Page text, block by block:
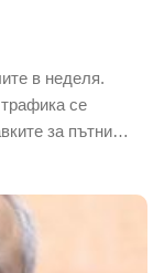
в неделя.
се
за пътни…